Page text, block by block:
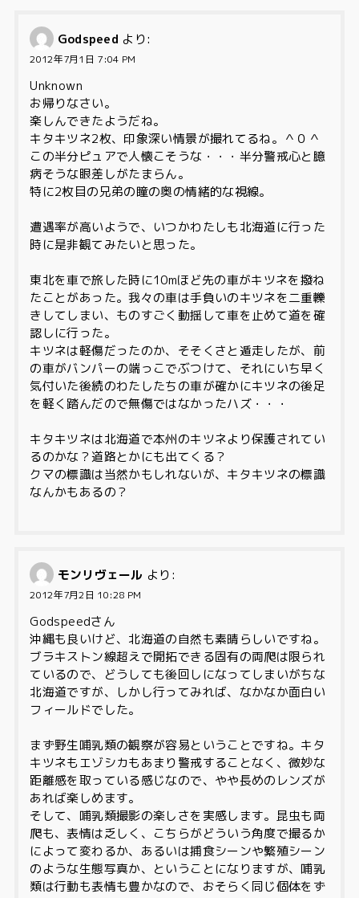
Godspeed より:
2012年7月1日 7:04 PM
Unknown
お帰りなさい。
楽しんできたようだね。
キタキツネ2枚、印象深い情景が撮れてるね。＾０＾
この半分ピュアで人懐こそうな・・・半分警戒心と臆
病そうな眼差しがたまらん。
特に2枚目の兄弟の瞳の奥の情緒的な視線。
遭遇率が高いようで、いつかわたしも北海道に行った
時に是非観てみたいと思った。
東北を車で旅した時に10mほど先の車がキツネを撥ね
たことがあった。我々の車は手負いのキツネを二重轢
きしてしまい、ものすごく動揺して車を止めて道を確
認しに行った。
キツネは軽傷だったのか、そそくさと遁走したが、前
の車がバンパーの端っこでぶつけて、それにいち早く
気付いた後続のわたしたちの車が確かにキツネの後足
を軽く踏んだので無傷ではなかったハズ・・・
キタキツネは北海道で本州のキツネより保護されてい
るのかな？道路とかにも出てくる？
クマの標識は当然かもしれないが、キタキツネの標識
なんかもあるの？
モンリヴェール より:
2012年7月2日 10:28 PM
Godspeedさん
沖縄も良いけど、北海道の自然も素晴らしいですね。
ブラキストン線超えで開拓できる固有の両爬は限られ
ているので、どうしても後回しになってしまいがちな
北海道ですが、しかし行ってみれば、なかなか面白い
フィールドでした。
まず野生哺乳類の観察が容易ということですね。キタ
キツネもエゾシカもあまり警戒することなく、微妙な
距離感を取っている感じなので、やや長めのレンズが
あれば楽しめます。
そして、哺乳類撮影の楽しさを実感します。昆虫も両
爬も、表情は乏しく、こちらがどういう角度で撮るか
によって変わるか、あるいは捕食シーンや繁殖シーン
のような生態写真か、ということになりますが、哺乳
類は行動も表情も豊かなので、おそらく同じ個体をず